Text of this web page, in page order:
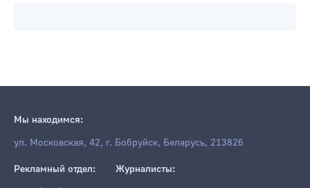
Мы находимся:
ул. Московская, 42, г. Бобруйск, Беларусь, 213826
Рекламный отдел:
Журналисты: